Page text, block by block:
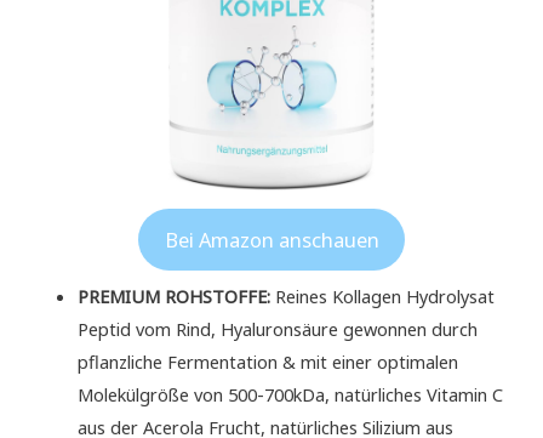
Bei Amazon anschauen
PREMIUM ROHSTOFFE: Reines Kollagen Hydrolysat
Peptid vom Rind, Hyaluronsäure gewonnen durch
pflanzliche Fermentation & mit einer optimalen
Molekülgröße von 500-700kDa, natürliches Vitamin C
aus der Acerola Frucht, natürliches Silizium aus